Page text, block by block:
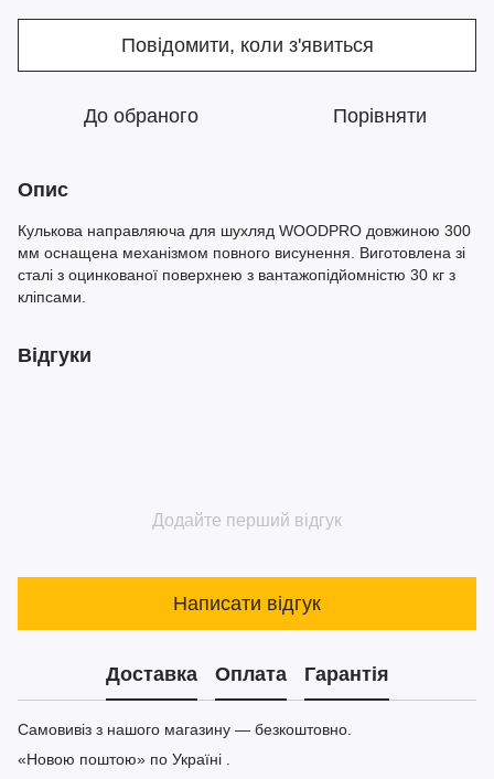
Повідомити, коли з'явиться
До обраного Порівняти
Опис
Кулькова направляюча для шухляд WOODPRO довжиною 300
мм оснащена механізмом повного висунення. Виготовлена зі
сталі з оцинкованої поверхнею з вантажопідйомністю 30 кг з
кліпсами.
Відгуки
Додайте перший відгук
Написати відгук
Доставка Оплата Гарантія
Самовивіз з нашого магазину — безкоштовно.
«Новою поштою» по Україні .